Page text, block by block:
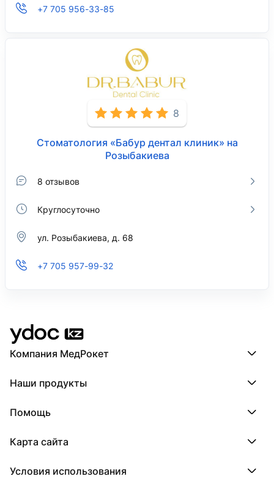
+7 705 956-33-85
8
Стоматология «Бабур дентал клиник» на
Розыбакиева
8 отзывов
Круглосуточно
ул. Розыбакиева, д. 68
+7 705 957-99-32
Компания МедРокет
О YDoc
Наши продукты
ПроТаблетки
МедТочка
Помощь
Регистрация врача
Карта сайта
Регионы
Условия использования